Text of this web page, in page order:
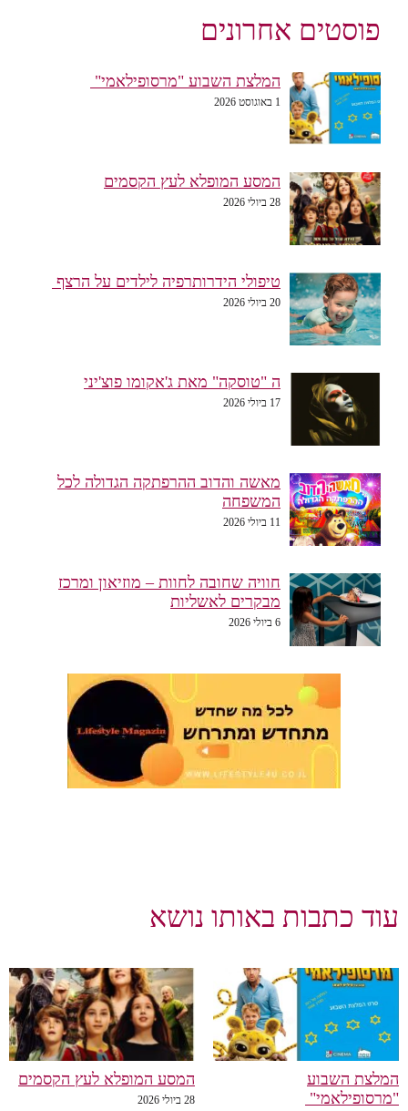
פוסטים אחרונים
המלצת השבוע "מרסופילאמי"
1 באוגוסט 2026
המסע המופלא לעץ הקסמים
28 ביולי 2026
טיפולי הידרותרפיה לילדים על הרצף
20 ביולי 2026
ה "טוסקה" מאת ג'אקומו פוצ'יני
17 ביולי 2026
מאשה והדוב ההרפתקה הגדולה לכל
המשפחה
11 ביולי 2026
חוויה שחובה לחוות – מוזיאון ומרכז
מבקרים לאשליות
6 ביולי 2026
עוד כתבות באותו נושא
המלצת השבוע
"מרסופילאמי"
המסע המופלא לעץ הקסמים
28 ביולי 2026